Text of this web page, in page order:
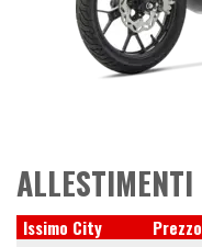
ALLESTIMENTI
Issimo City Prezzo